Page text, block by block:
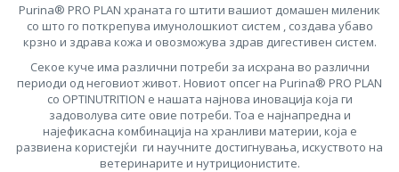
Purina® PRO PLAN храната го штити вашиот домашен миленик
со што го поткрепува имунолошкиот систем , создава убаво
крзно и здрава кожа и овозможува здрав дигестивен систем.
Секое куче има различни потреби за исхрана во различни
периоди од неговиот живот. Новиот опсег на Purina® PRO PLAN
со OPTINUTRITION е нашата најнова иновација која ги
задоволува сите овие потреби. Тоа е најнапредна и
најефикасна комбинација на хранливи материи, која е
развиена користејќи ги научните достигнувања, искуството на
ветеринарите и нутриционистите.